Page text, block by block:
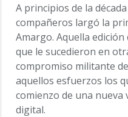
A principios de la
compañeros largó la
Amargo. Aquella
que le sucedieron en
compromiso militante
aquellos esfuerzos los
comienzo de una
digital.